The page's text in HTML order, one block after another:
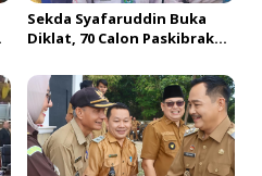
Sekda Syafaruddin Buka
Diklat, 70 Calon Paskibraka
di Muba